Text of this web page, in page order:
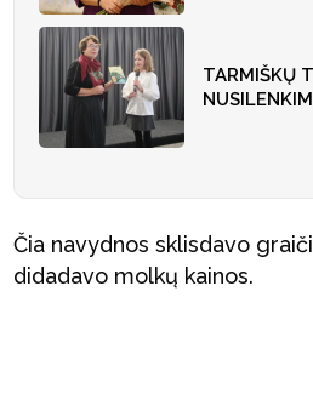
TARMIŠKŲ
Čia navydnos sklisdavo
didadavo molkų kainos.